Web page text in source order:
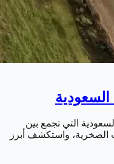
السعودية
التي تجمع بين
الصخرية، واستكشف أبرز